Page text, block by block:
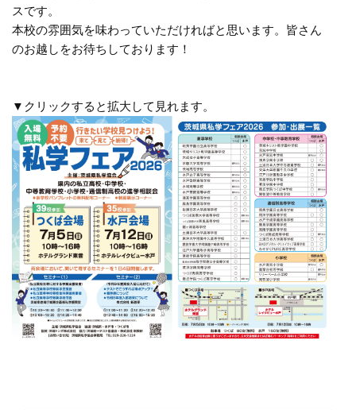
スです。
本校の雰囲気を味わっていただければと思います。皆さん
のお越しをお待ちしております！
▼クリックすると拡大して見れます。